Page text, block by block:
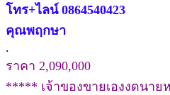
โทร+ไลน์ 0864540423
คุณพฤกษา
.
ราคา 2,090,000
***** เจ้าของขายเองงดนา